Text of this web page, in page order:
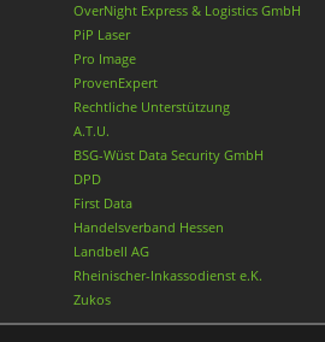
OverNight Express & Logistics GmbH
PiP Laser
Pro Image
ProvenExpert
Rechtliche Unterstützung
A.T.U.
BSG-Wüst Data Security GmbH
DPD
First Data
Handelsverband Hessen
Landbell AG
Rheinischer-Inkassodienst e.K.
Zukos